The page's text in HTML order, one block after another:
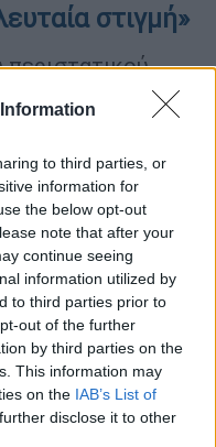
to third parties, or
information for
the below opt-out
note that after your
continue seeing
information utilized by
to third parties prior to
out of the further
by third parties on the
This information may
on the IAB’s List of
disclose it to other
στιγμή»
και περιέγραψε
. Καθώς έπαιρνα
και έπεσε το
όπου έπαιρνα
τον κορμό
πέφτει ένας
μαγαζί και
τη γλίτωσα
Φωνές, ήταν με τα
της φώναζαν
αιμόφυρτη τη